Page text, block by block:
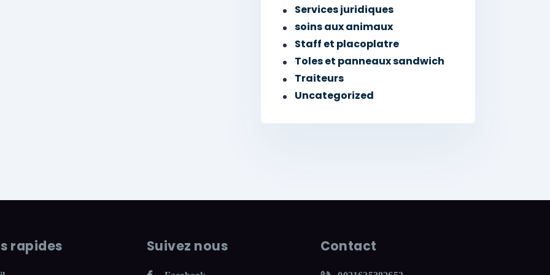
Services juridiques
soins aux animaux
Staff et placoplatre
Toles et panneaux sandwich
Traiteurs
Uncategorized
rapides Suivez nous Contact